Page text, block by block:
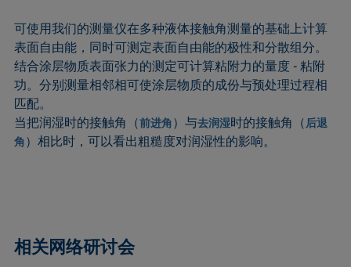
可使用我们的测量仪在多种液体接触角测量的基础上计算
表面自由能，同时可测定表面自由能的极性和分散组分。
结合涂层物质表面张力的测定可计算粘附力的量度 - 粘附
功。分别测量相邻相可使涂层物质的成份与预处理过程相
匹配。
当把润湿时的接触角（前进角 ）与去润湿时的接触角（ 后退
角 ）相比时，可以看出粗糙度对润湿性的影响。
相关网络研讨会